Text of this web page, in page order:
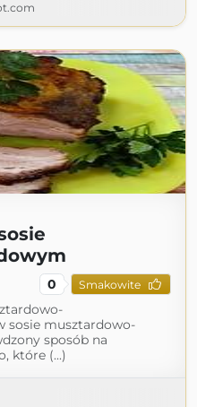
0 Smakowite
sosie musztardowo-
sposób na
które (...)